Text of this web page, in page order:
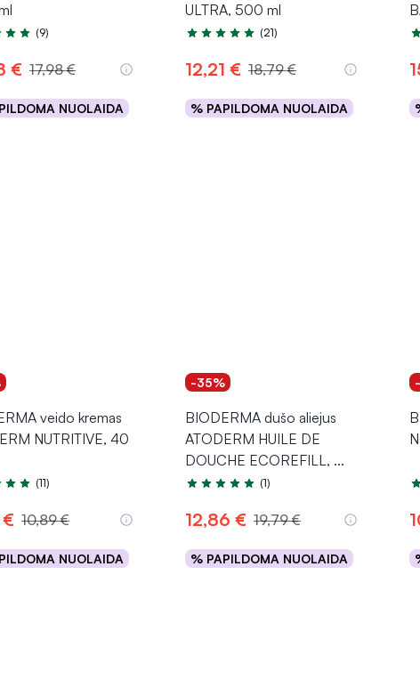
4.8 iš 5
(9)
€ 17,98 €
NUOLAIDA
Į krepšelį
ULTRA, 500 ml
Įvertinimas 5.0 iš 5
(21)
12,21 € 18,79 €
% PAPILDOMA NUOLAIDA
Į krepšelį
veido kremas
NUTRITIVE, 40
4.7 iš 5
(11)
10,89 €
NUOLAIDA
Į krepšelį
-35%
BIODERMA dušo aliejus
ATODERM HUILE DE
DOUCHE ECOREFILL, ...
Įvertinimas 5.0 iš 5
(1)
12,86 € 19,79 €
% PAPILDOMA NUOLAIDA
Į krepšelį